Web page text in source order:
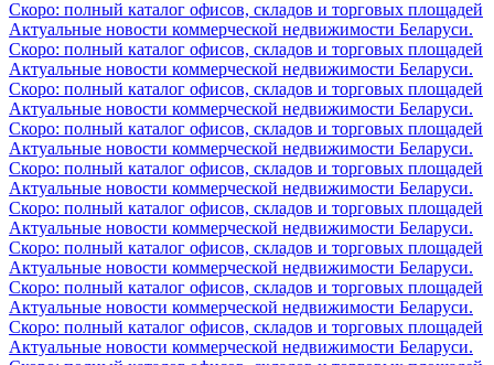
Скоро: полный каталог офисов, складов и торговых площадей
Актуальные новости коммерческой недвижимости Беларуси.
Скоро: полный каталог офисов, складов и торговых площадей
Актуальные новости коммерческой недвижимости Беларуси.
Скоро: полный каталог офисов, складов и торговых площадей
Актуальные новости коммерческой недвижимости Беларуси.
Скоро: полный каталог офисов, складов и торговых площадей
Актуальные новости коммерческой недвижимости Беларуси.
Скоро: полный каталог офисов, складов и торговых площадей
Актуальные новости коммерческой недвижимости Беларуси.
Скоро: полный каталог офисов, складов и торговых площадей
Актуальные новости коммерческой недвижимости Беларуси.
Скоро: полный каталог офисов, складов и торговых площадей
Актуальные новости коммерческой недвижимости Беларуси.
Скоро: полный каталог офисов, складов и торговых площадей
Актуальные новости коммерческой недвижимости Беларуси.
Скоро: полный каталог офисов, складов и торговых площадей
Актуальные новости коммерческой недвижимости Беларуси.